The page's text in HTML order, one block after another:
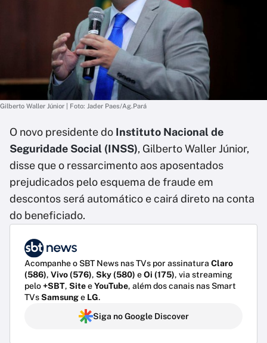
Gilberto Waller Júnior | Foto: Jader Paes/Ag.Pará
O novo presidente do Instituto Nacional de
Seguridade Social (INSS), Gilberto Waller Júnior,
disse que o ressarcimento aos aposentados
prejudicados pelo esquema de fraude em
descontos será automático e cairá direto na conta
do beneficiado.
Acompanhe o SBT News nas TVs por assinatura Claro
(586), Vivo (576), Sky (580) eOi (175), via streaming
pelo+SBT, SiteeYouTube, além dos canais nas Smart
TVsSamsunge LG.
Siga no Google Discover